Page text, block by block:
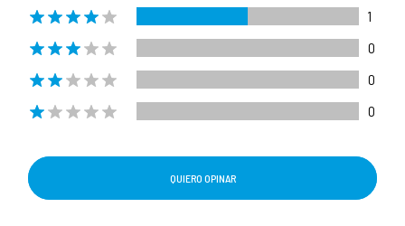
1
0
0
0
QUIERO OPINAR